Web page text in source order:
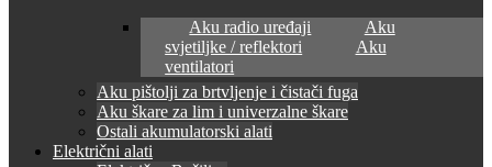
Aku radio uređaji
Aku
svjetiljke / reflektori
Aku
ventilatori
Aku pištolji za brtvljenje i čistači fuga
Aku škare za lim i univerzalne škare
Ostali akumulatorski alati
Električni alati